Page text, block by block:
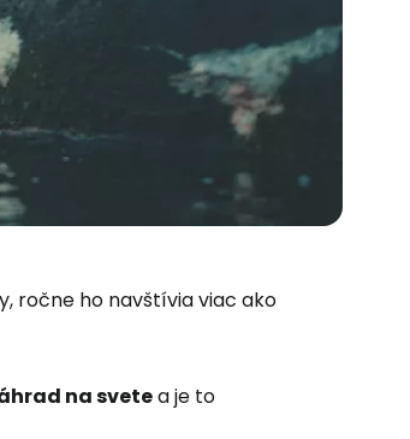
ročne ho navštívia viac ako
na svetea je to